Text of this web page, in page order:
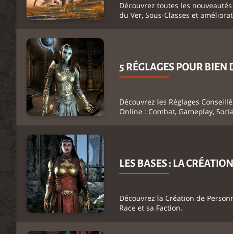
Découvrez toutes les
du Ver, Sous-Classes et
5 RÉGLAGES POUR BIEN
Découvrez les Réglages
Online : Combat, Gameplay,
LES BASES : LA
Découvrez la Création de
Race et sa Faction.